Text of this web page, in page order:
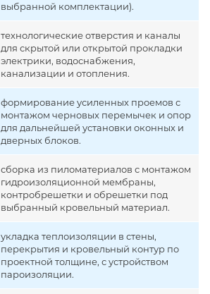
выбранной комплектации).
технологические отверстия и каналы
для скрытой или открытой прокладки
электрики, водоснабжения,
канализации и отопления.
формирование усиленных проемов с
монтажом черновых перемычек и опор
для дальнейшей установки оконных и
дверных блоков.
сборка из пиломатериалов с монтажом
гидроизоляционной мембраны,
контробрешетки и обрешетки под
выбранный кровельный материал.
укладка теплоизоляции в стены,
перекрытия и кровельный контур по
проектной толщине, с устройством
пароизоляции.